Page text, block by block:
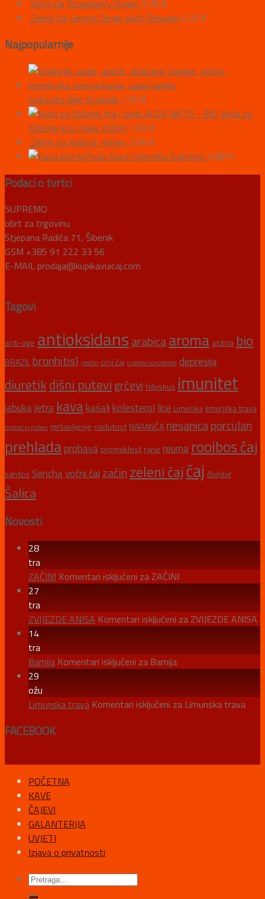
Voćni čaj Strawberry Cream 3,30 €
Zeleni čaj Lemon Cream with Ginseng 4,70 €
Najpopularnije
Ljekovito bilje Stolisnik 1,50 €
ALGA NATIS - BIO Voda za
čišćenje lica i tijela 200ml 7,83 €
Zeleni čaj Apricot Honey 3,90 €
Kava Colombia Supremo 3,80 €
Podaci o tvrtci
SUPREMO
obrt za trgovinu
Stjepana Radića 71, Šibenik
GSM +385 91 222 33 56
E-MAIL prodaja@kupikavuicaj.com
Tagovi
anti-age antioksidans arabicaaroma astma bio
BRAZIL bronhitis) cjedilo crni čaj cvjetovi suncokreta depresija
diuretikdišni putevi grčevi hibiskus imunitet
jabukajetra kavakašaljkolesterol lice Limenka limunska trava
mokraćni putevi mršavljenje nadutost NARANČA nesanicaporculan
prehladaprobava promuklost rane reuma rooibos čaj
santos Senchavoćni čaj začin zeleni čajčaj đumbir
Šalica
Novosti
28
tra
ZAČINI Komentari isključeni za ZAČINI
27
tra
ZVIJEZDE ANISA Komentari isključeni za ZVIJEZDE ANISA
14
tra
Bamija Komentari isključeni za Bamija
29
ožu
Limunska trava Komentari isključeni za Limunska trava
FACEBOOK
POČETNA
KAVE
ČAJEVI
GALANTERIJA
UVJETI
Izjava o privatnosti